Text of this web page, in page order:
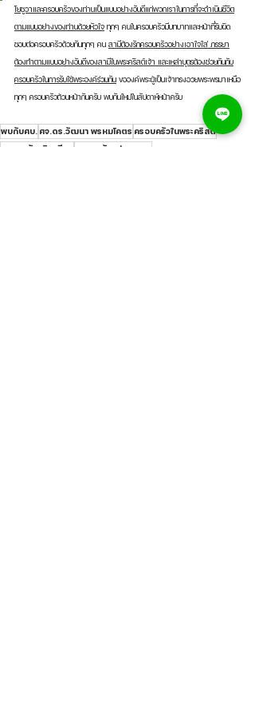
โยชูวาและครอบครัวของท่านเป็นแบบอย่างอันดีแก่พวกเราในการที่จะดำเนินชีวิต
ตามแบบอย่างของท่านด้วยหัวใจ ทุกๆ คนในครอบครัวมีบทบาทและหน้าที่รับผิด
ชอบต่อครอบครัวด้วยกันทุกๆ คน สามีต้องรักครอบครัวอย่างเอาใจใส่ ภรรยา
ต้องทำตามแบบอย่างอันดีของสามีในพระคริสต์เจ้า และเหล่าบุตรต้องช่วยกันกับ
ครอบครัวในการรับใช้พระองค์ร่วมกัน ขอองค์พระผู้เป็นเจ้าทรงอวยพระพรมาเหนือ
ทุกๆ ครอบครัวถ้วนหน้ากันครับ พบกันใหม่ในสัปดาห์หน้าครับ
พบกับศบ. ศจ.ดร.วัฒนา พรหมโคตร ครอบครัวในพระคริสต์
ครอบครัวคริสเตียน
ครอบครัวแห่งพระพร